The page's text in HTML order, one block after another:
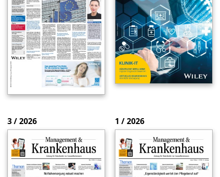
3 / 2026 1 / 2026